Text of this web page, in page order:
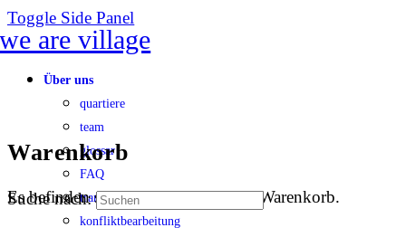
Toggle Side Panel
Über uns
quartiere
team
glossar
FAQ
transparenz
konfliktbearbeitung
Warenkorb
Es befinden sich keine Produkte im Warenkorb.
Suche nach: